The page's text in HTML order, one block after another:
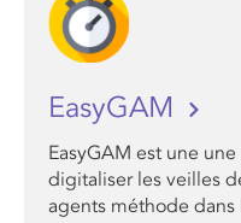
EasyGAM
EasyGAM est une
digitaliser les veilles
agents méthode